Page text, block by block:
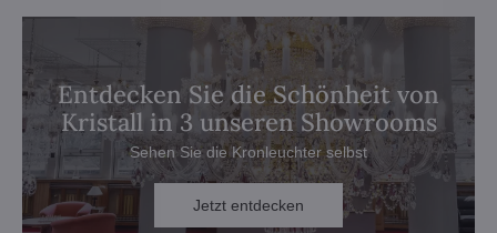
Entdecken Sie die Schönheit von
Kristall in 3 unseren Showrooms
Sehen Sie die Kronleuchter selbst
Jetzt entdecken